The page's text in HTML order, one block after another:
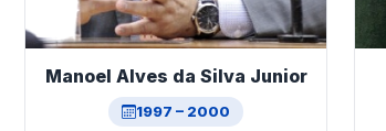
Manoel Alves da Silva Junior
1997 – 2000